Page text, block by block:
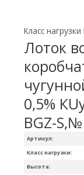
Артикул:
Высота:
Класс нагрузки:
Класс нагрузки
Лоток
0,5%
BGZ-